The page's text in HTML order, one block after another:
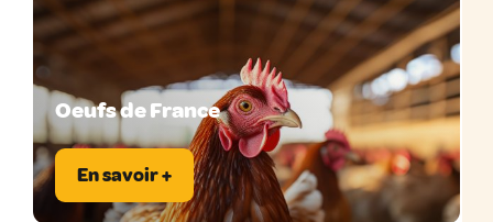
Oeufs de France
En savoir +